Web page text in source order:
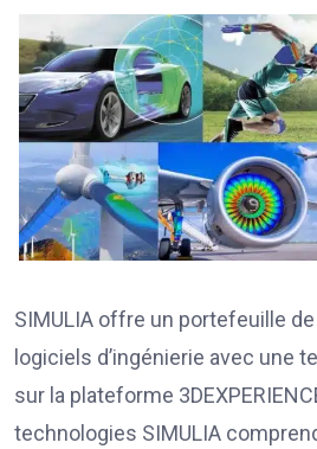
SIMULIA offre un portefeuille
logiciels d’ingénierie avec une
sur la plateforme
technologies SIMULIA